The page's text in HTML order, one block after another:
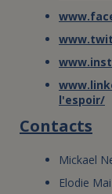
l'espoir/
Contacts
Mickael
Elodie